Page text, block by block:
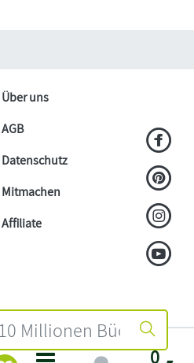
0
Über uns
AGB
Datenschutz
Mitmachen
Affiliate